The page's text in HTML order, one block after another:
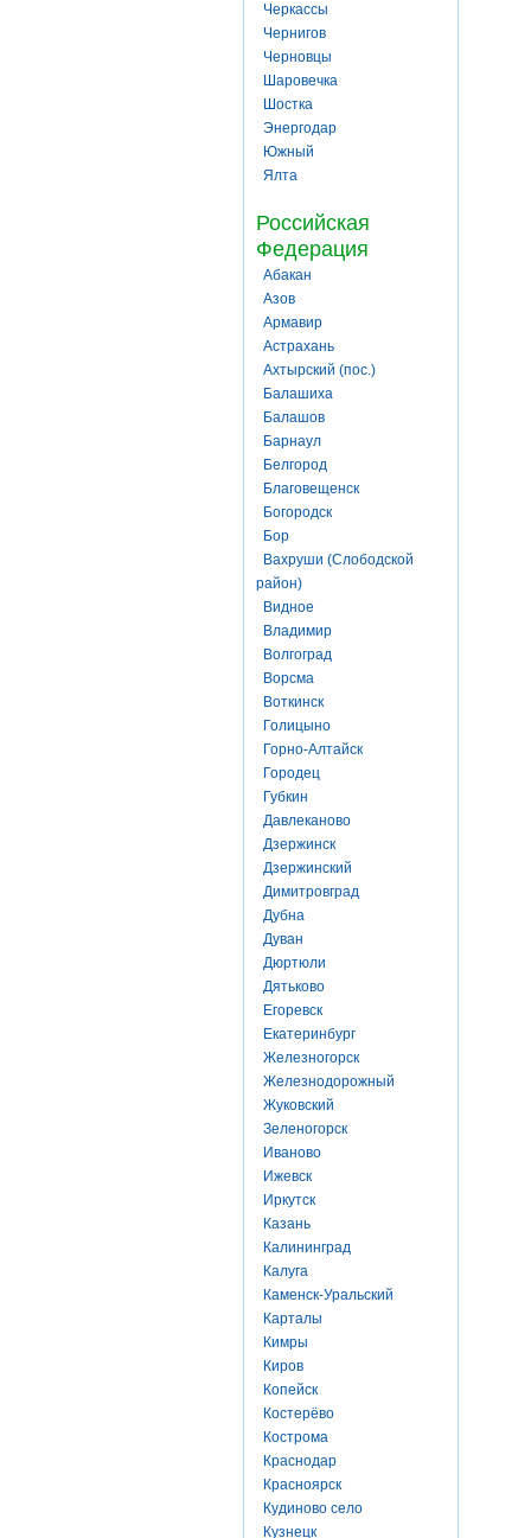
Черкассы
Чернигов
Черновцы
Шаровечка
Шостка
Энергодар
Южный
Ялта
Российская
Федерация
Абакан
Азов
Армавир
Астрахань
Ахтырский (пос.)
Балашиха
Балашов
Барнаул
Белгород
Благовещенск
Богородск
Бор
Вахруши (Слободской
район)
Видное
Владимир
Волгоград
Ворсма
Воткинск
Голицыно
Горно-Алтайск
Городец
Губкин
Давлеканово
Дзержинск
Дзержинский
Димитровград
Дубна
Дуван
Дюртюли
Дятьково
Егоревск
Екатеринбург
Железногорск
Железнодорожный
Жуковский
Зеленогорск
Иваново
Ижевск
Иркутск
Казань
Калининград
Калуга
Каменск-Уральский
Карталы
Кимры
Киров
Копейск
Костерёво
Кострома
Краснодар
Красноярск
Кудиново село
Кузнецк